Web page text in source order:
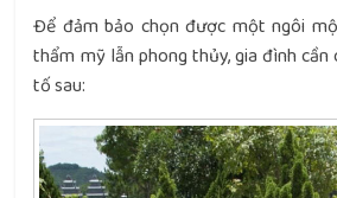
Để đảm bảo chọn được một ngôi
thẩm mỹ lẫn phong thủy, gia đình
tố sau: